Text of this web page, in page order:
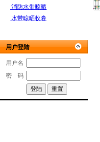
消防水带晾晒
水带晾晒收卷
用户登陆
用户名
密 码